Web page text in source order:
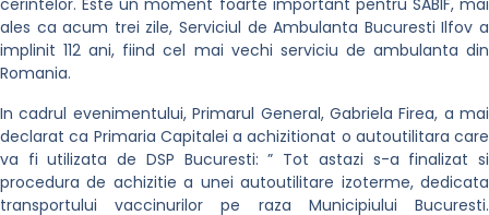
ales ca acum trei zile, Serviciul de Ambulanta Bucuresti Ilfov a
implinit 112 ani, fiind cel mai vechi serviciu de ambulanta din
Romania.
In cadrul evenimentului, Primarul General, Gabriela Firea, a mai
declarat ca Primaria Capitalei a achizitionat o autoutilitara care
va fi utilizata de DSP Bucuresti: ” Tot astazi s-a finalizat si
procedura de achizitie a unei autoutilitare izoterme, dedicata
transportului vaccinurilor pe raza Municipiului Bucuresti.